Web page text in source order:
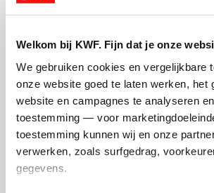
Welkom bij KWF. Fijn dat je onze
We gebruiken cookies en vergelijkbare
onze website goed te laten werken, het
website en campagnes te analyseren
toestemming — voor
toestemming kunnen wij en onze
verwerken, zoals surfgedrag,
gegevens.
Joseph's